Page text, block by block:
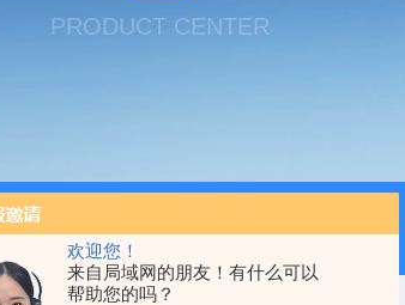
欢迎您！
来自局域网的朋友！有什么可以
帮助您的吗？
PRODUCT CENTER
固纬 AFG-2225 双通道任意波信号发生器